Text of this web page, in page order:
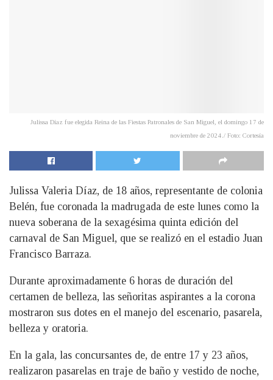
Julissa Díaz fue elegida Reina de las Fiestas Patronales de San Miguel, el domingo 17 de
noviembre de 2024./ Foto: Cortesía
Julissa Valeria Díaz, de 18 años, representante de colonia
Belén, fue coronada la madrugada de este lunes como la
nueva soberana de la sexagésima quinta edición del
carnaval de San Miguel, que se realizó en el estadio Juan
Francisco Barraza.
Durante aproximadamente 6 horas de duración del
certamen de belleza, las señoritas aspirantes a la corona
mostraron sus dotes en el manejo del escenario, pasarela,
belleza y oratoria.
En la gala, las concursantes de, de entre 17 y 23 años,
realizaron pasarelas en traje de baño y vestido de noche,